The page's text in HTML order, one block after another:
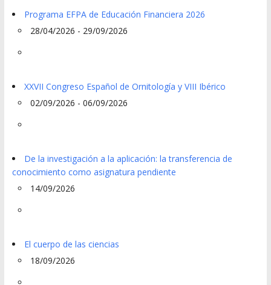
Programa EFPA de Educación Financiera 2026
28/04/2026 - 29/09/2026
XXVII Congreso Español de Ornitología y VIII Ibérico
02/09/2026 - 06/09/2026
De la investigación a la aplicación: la transferencia de
conocimiento como asignatura pendiente
14/09/2026
El cuerpo de las ciencias
18/09/2026